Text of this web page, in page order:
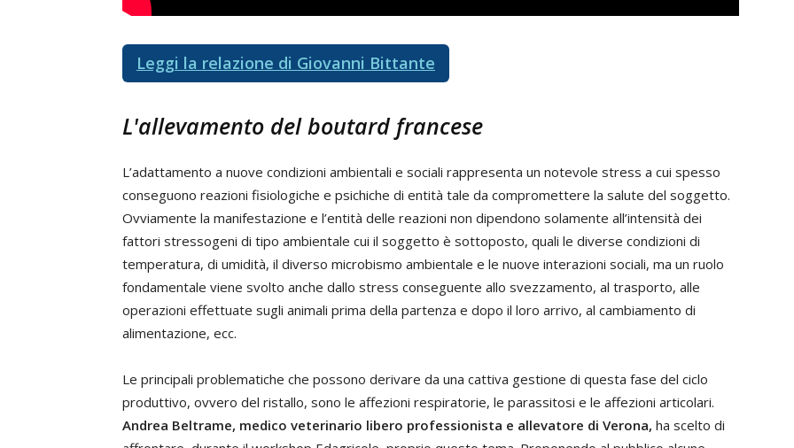
Leggi la relazione di Giovanni Bittante
L'allevamento delboutardfrancese
L’adattamento a nuove condizioni ambientali e sociali rappresenta un notevole stress a cui spesso
conseguono reazioni fisiologiche e psichiche di entità tale da compromettere la salute del soggetto.
Ovviamente la manifestazione e l’entità delle reazioni non dipendono solamente all’intensità dei
fattori stressogeni di tipo ambientale cui il soggetto è sottoposto, quali le diverse condizioni di
temperatura, di umidità, il diverso microbismo ambientale e le nuove interazioni sociali, ma un ruolo
fondamentale viene svolto anche dallo stress conseguente allo svezzamento, al trasporto, alle
operazioni effettuate sugli animali prima della partenza e dopo il loro arrivo, al cambiamento di
alimentazione, ecc.
Le principali problematiche che possono derivare da una cattiva gestione di questa fase del ciclo
produttivo, ovvero del ristallo, sono le affezioni respiratorie, le parassitosi e le affezioni articolari.
Andrea Beltrame, medico veterinario libero professionista e allevatore di Verona, ha scelto di